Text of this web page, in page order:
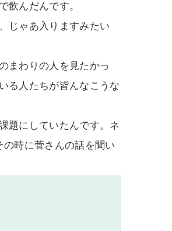
飲んだんです。
じゃあ入りますみたい
まわりの人を見たかっ
る人たちが皆んなこうな
題にしていたんです。ネ
時に菅さんの話を聞い